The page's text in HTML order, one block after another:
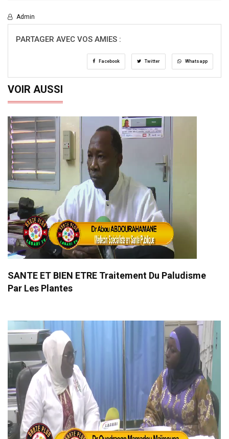
Admin
PARTAGER AVEC VOS AMIES :
Facebook Twitter Whatsapp
VOIR AUSSI
SANTE ET BIEN ETRE Traitement Du Paludisme
Par Les Plantes